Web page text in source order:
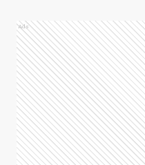
Ads